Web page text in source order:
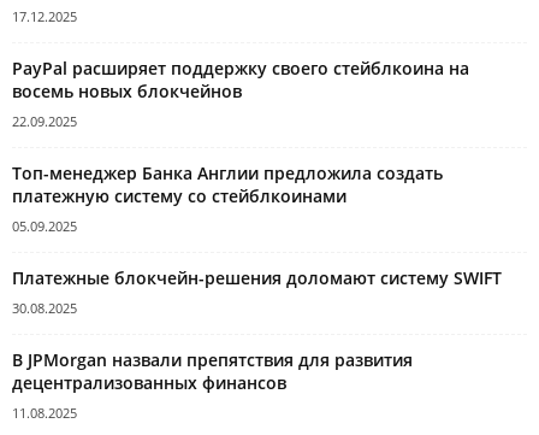
17.12.2025
PayPal расширяет поддержку своего стейблкоина на
восемь новых блокчейнов
22.09.2025
Топ-менеджер Банка Англии предложила создать
платежную систему со стейблкоинами
05.09.2025
Платежные блокчейн-решения доломают систему SWIFT
30.08.2025
В JPMorgan назвали препятствия для развития
децентрализованных финансов
11.08.2025